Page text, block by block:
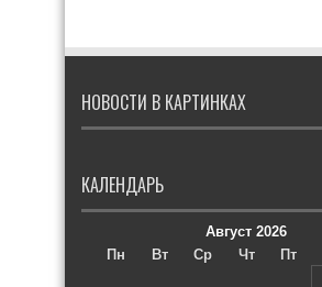
НОВОСТИ В КАРТИНКАХ
КАЛЕНДАРЬ
Август 2026
Пн
Вт Ср Чт Пт